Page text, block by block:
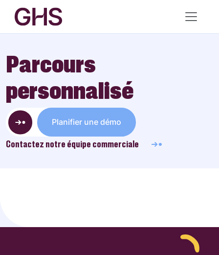
Parcours
personnalisé
Planifier une démo
Contactez notre équipe commerciale